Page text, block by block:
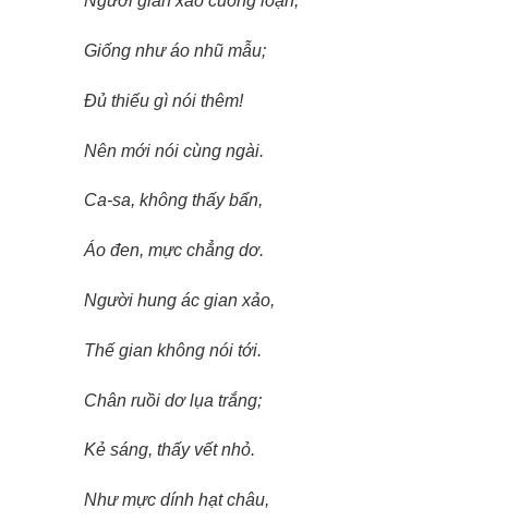
Giống như áo nhũ mẫu;
Đủ thiếu gì nói thêm!
Nên mới nói cùng ngài.
Ca-sa, không thấy bẩn,
Áo đen, mực chẳng dơ.
Người hung ác gian xảo,
Thế gian không nói tới.
Chân ruồi dơ lụa trắng;
Kẻ sáng, thấy vết nhỏ.
Như mực dính hạt châu,